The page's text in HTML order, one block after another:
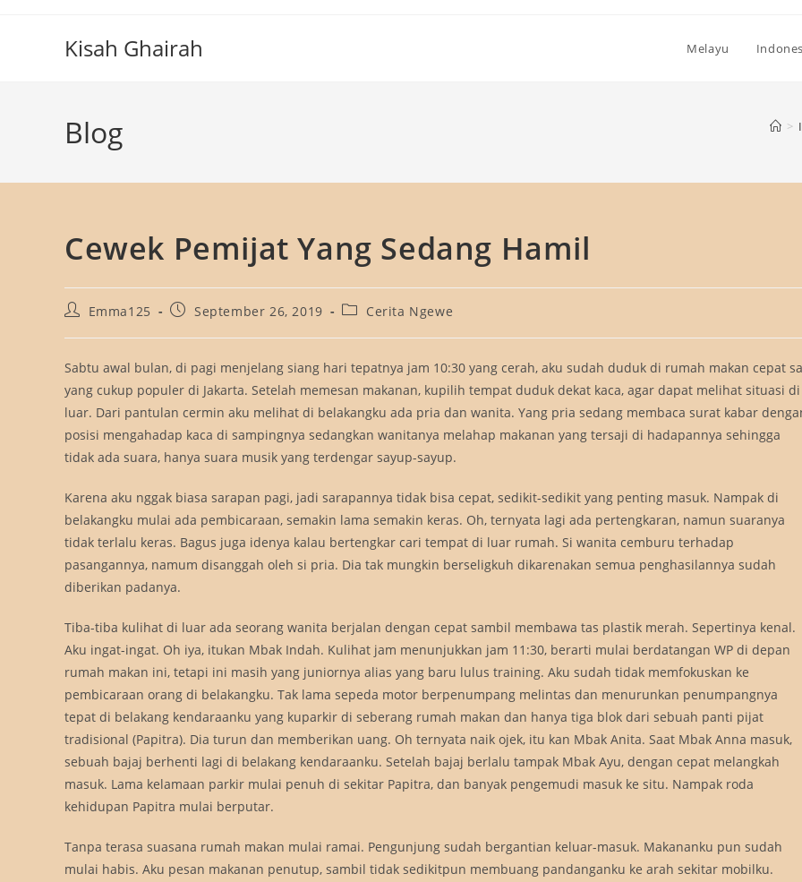
Kisah Ghairah Melayu
Blog >
Cewek Pemijat Yang Sedang Hamil
PostEmma125
PostSeptember 26, 2019
PostCerita Ngewe
Sabtu awal bulan, di pagi menjelang siang hari tepatnya jam 10:30 yang cerah, aku sudah duduk di rumah makan cepat
yang cukup populer di Jakarta. Setelah memesan makanan, kupilih tempat duduk dekat kaca, agar dapat melihat situasi di
luar. Dari pantulan cermin aku melihat di belakangku ada pria dan wanita. Yang pria sedang membaca surat kabar
posisi mengahadap kaca di sampingnya sedangkan wanitanya melahap makanan yang tersaji di hadapannya sehingga
tidak ada suara, hanya suara musik yang terdengar sayup-sayup.
Karena aku nggak biasa sarapan pagi, jadi sarapannya tidak bisa cepat, sedikit-sedikit yang penting masuk. Nampak di
belakangku mulai ada pembicaraan, semakin lama semakin keras. Oh, ternyata lagi ada pertengkaran, namun suaranya
tidak terlalu keras. Bagus juga idenya kalau bertengkar cari tempat di luar rumah. Si wanita cemburu terhadap
pasangannya, namum disanggah oleh si pria. Dia tak mungkin berseligkuh dikarenakan semua penghasilannya sudah
diberikan padanya.
Tiba-tiba kulihat di luar ada seorang wanita berjalan dengan cepat sambil membawa tas plastik merah. Sepertinya kenal.
Aku ingat-ingat. Oh iya, itukan Mbak Indah. Kulihat jam menunjukkan jam 11:30, berarti mulai berdatangan WP di depan
rumah makan ini, tetapi ini masih yang juniornya alias yang baru lulus training. Aku sudah tidak memfokuskan ke
pembicaraan orang di belakangku. Tak lama sepeda motor berpenumpang melintas dan menurunkan penumpangnya
tepat di belakang kendaraanku yang kuparkir di seberang rumah makan dan hanya tiga blok dari sebuah panti pijat
tradisional (Papitra). Dia turun dan memberikan uang. Oh ternyata naik ojek, itu kan Mbak Anita. Saat Mbak Anna masuk,
sebuah bajaj berhenti lagi di belakang kendaraanku. Setelah bajaj berlalu tampak Mbak Ayu, dengan cepat melangkah
masuk. Lama kelamaan parkir mulai penuh di sekitar Papitra, dan banyak pengemudi masuk ke situ. Nampak roda
kehidupan Papitra mulai berputar.
Tanpa terasa suasana rumah makan mulai ramai. Pengunjung sudah bergantian keluar-masuk. Makananku pun sudah
mulai habis. Aku pesan makanan penutup, sambil tidak sedikitpun membuang pandanganku ke arah sekitar mobilku.